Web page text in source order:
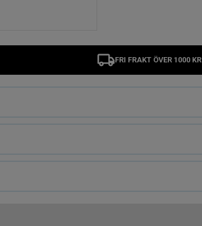
FRI FRAKT ÖVER 1000 KR